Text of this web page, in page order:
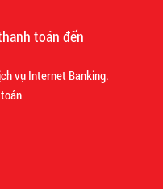
toán đến
vụ Internet Banking.